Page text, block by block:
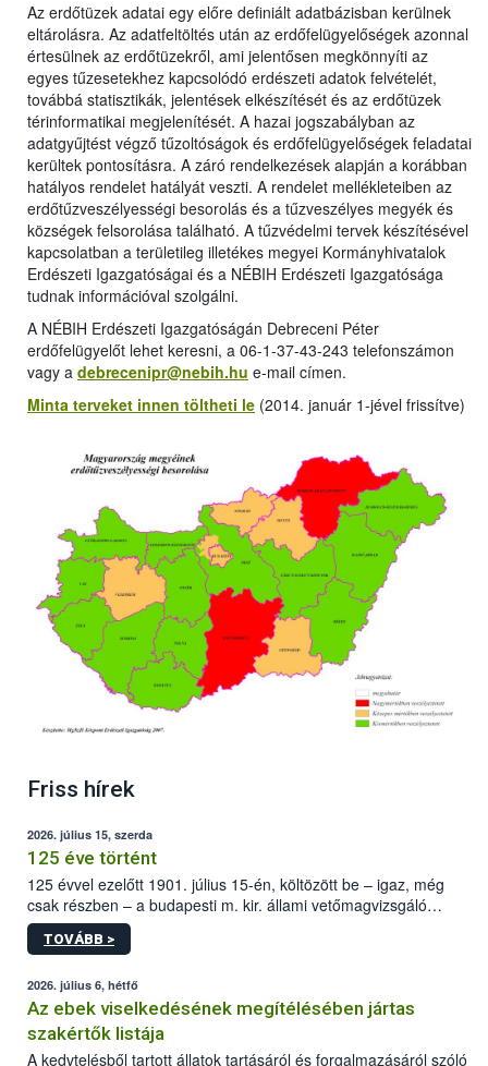
Az erdőtüzek adatai egy előre definiált adatbázisban kerülnek
eltárolásra. Az adatfeltöltés után az erdőfelügyelőségek azonnal
értesülnek az erdőtüzekről, ami jelentősen megkönnyíti az
egyes tűzesetekhez kapcsolódó erdészeti adatok felvételét,
továbbá statisztikák, jelentések elkészítését és az erdőtüzek
térinformatikai megjelenítését. A hazai jogszabályban az
adatgyűjtést végző tűzoltóságok és erdőfelügyelőségek feladatai
kerültek pontosításra. A záró rendelkezések alapján a korábban
hatályos rendelet hatályát veszti. A rendelet mellékleteiben az
erdőtűzveszélyességi besorolás és a tűzveszélyes megyék és
községek felsorolása található. A tűzvédelmi tervek készítésével
kapcsolatban a területileg illetékes megyei Kormányhivatalok
Erdészeti Igazgatóságai és a NÉBIH Erdészeti Igazgatósága
tudnak információval szolgálni.
A NÉBIH Erdészeti Igazgatóságán Debreceni Péter
erdőfelügyelőt lehet keresni, a 06-1-37-43-243 telefonszámon
vagy a debrecenipr@nebih.hu e-mail címen.
Minta terveket innen töltheti le (2014. január 1-jével frissítve)
Friss hírek
2026. július 15, szerda
125 éve történt
125 évvel ezelőtt 1901. július 15-én, költözött be – igaz, még
csak részben – a budapesti m. kir. állami vetőmagvizsgáló
állomás a Kis Rókus utca 15. szám alatti, Czigler Győző által
tervezett új épületébe.
TOVÁBB >
2026. július 6, hétfő
Az ebek viselkedésének megítélésében jártas
szakértők listája
A kedvtelésből tartott állatok tartásáról és forgalmazásáról szóló